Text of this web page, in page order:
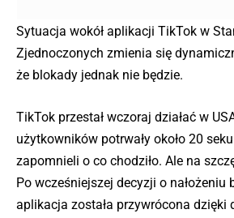
Sytuacja wokół aplikacji TikTok w
Zjednoczonych zmienia się
że blokady jednak nie będzie.
TikTok przestał wczoraj działać w
użytkowników potrwały około 20
zapomnieli o co chodziło. Ale na
Po wcześniejszej decyzji o nałożeniu
aplikacja została przywrócona dzięki